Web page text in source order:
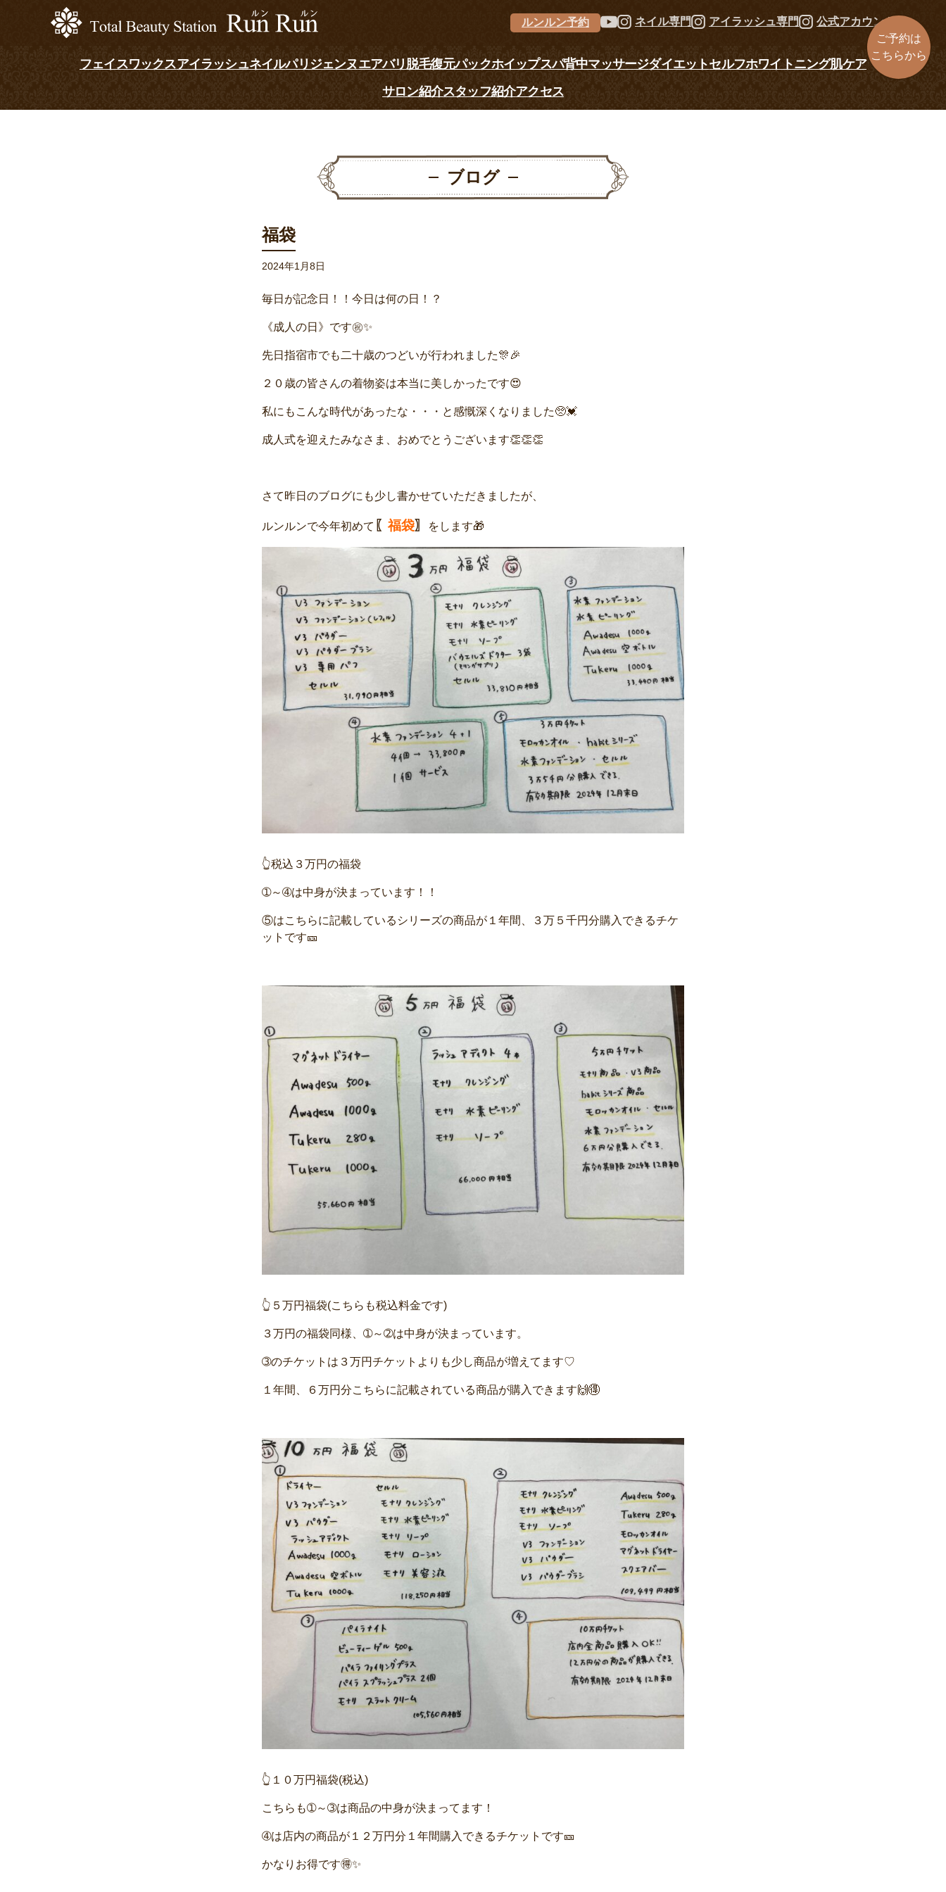
ルンルン予約 ネイル専門 アイラッシュ専門 公式アカウント
フェイスワックスアイラッシュネイルパリジェンヌエアバリ 脱毛復元パックホイップスパ背中マッサージダイエットセルフホワイトニング肌ケア
サロン紹介スタッフ紹介アクセス
ブログ
福袋
2024年1月8日
毎日が記念日！！今日は何の日！？
《成人の日》です㊗✨
先日指宿市でも二十歳のつどいが行われました🎊🎉
２０歳の皆さんの着物姿は本当に美しかったです😍
私にもこんな時代があったな・・・と感慨深くなりました🥺💓
成人式を迎えたみなさま、おめでとうございます👏👏👏
さて昨日のブログにも少し書かせていただきましたが、
ルンルンで今年初めて 〖福袋〗 をします🎁
👆税込３万円の福袋
➀～➃は中身が決まっています！！
⑤はこちらに記載しているシリーズの商品が１年間、３万５千円分購入できるチケ
ットです🎫
👆５万円福袋(こちらも税込料金です)
３万円の福袋同様、➀～➁は中身が決まっています。
➂のチケットは３万円チケットよりも少し商品が増えてます♡
１年間、６万円分こちらに記載されている商品が購入できます🙌🉐
👆１０万円福袋(税込)
こちらも➀～➂は商品の中身が決まってます！
➃は店内の商品が１２万円分１年間購入できるチケットです🎫
かなりお得です🉐✨
ご予約は
こちらから